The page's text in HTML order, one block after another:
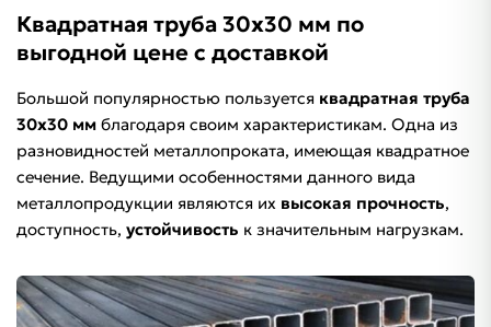
Квадратная труба 30х30 мм по
выгодной цене с доставкой
Большой популярностью пользуется квадратная труба
30х30 мм благодаря своим характеристикам. Одна из
разновидностей металлопроката, имеющая квадратное
сечение. Ведущими особенностями данного вида
металлопродукции являются их высокая прочность,
доступность, устойчивость к значительным нагрузкам.